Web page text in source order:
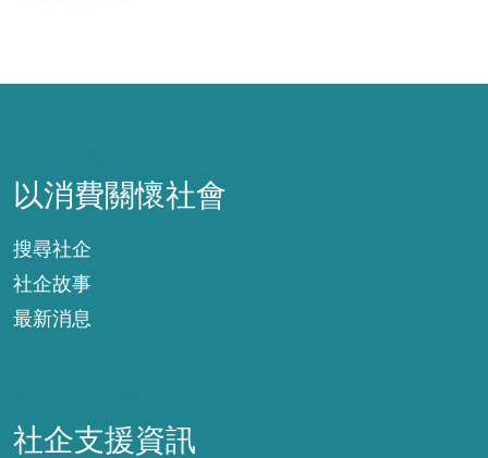
以消費關懷社會
搜尋社企
社企故事
最新消息
社企支援資訊